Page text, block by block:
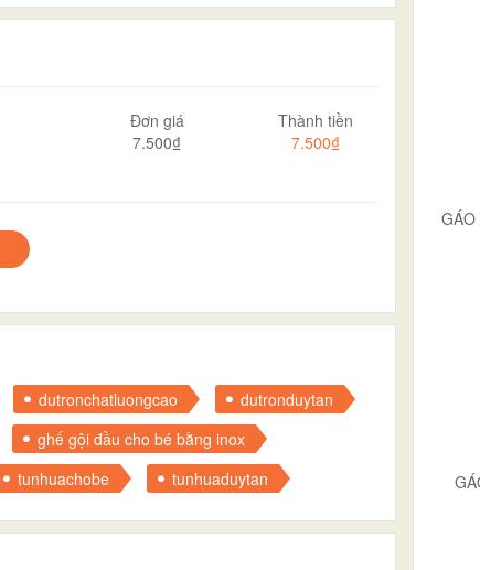
Đơn giá
7.500₫
Thành tiền
7.500₫
dutronchatluongcao
dutronduytan
ghế gội đầu cho bé bằng inox
tunhuachobe tunhuaduytan